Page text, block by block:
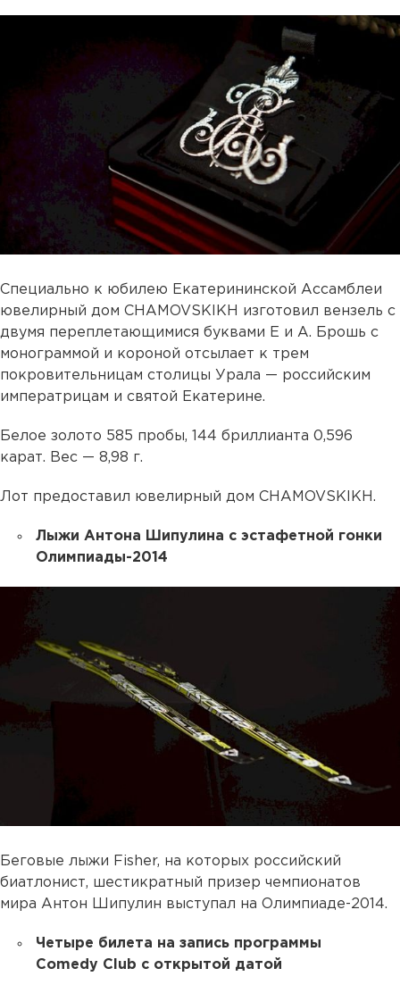
Специально к юбилею Екатерининской Ассамблеи
ювелирный дом CHAMOVSKIKH изготовил вензель с
двумя переплетающимися буквами Е и А. Брошь с
монограммой и короной отсылает к трем
покровительницам столицы Урала — российским
императрицам и святой Екатерине.
Белое золото 585 пробы, 144 бриллианта 0,596
карат. Вес — 8,98 г.
Лот предоставил ювелирный дом CHAMOVSKIKH.
Лыжи Антона Шипулина с эстафетной гонки
Олимпиады-2014
Беговые лыжи Fisher, на которых российский
биатлонист, шестикратный призер чемпионатов
мира Антон Шипулин выступал на Олимпиаде-2014.
Четыре билета на запись программы
Comedy Club с открытой датой